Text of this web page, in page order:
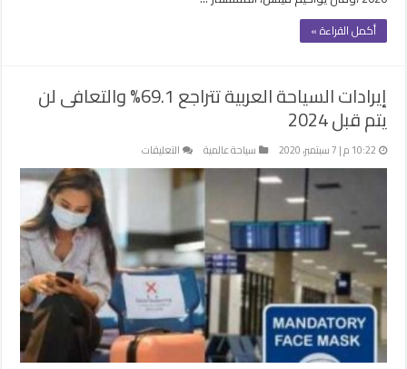
أكمل القراءة »
إيرادات السياحة العربية تتراجع 69.1% والتعافى لن
يتم قبل 2024
10:22 م | 7 سبتمبر، 2020 سياحة عالمية التعليقات
إيرادات
69.1%
والتعافى
لن
يتم
قبل
2024
مغلقة